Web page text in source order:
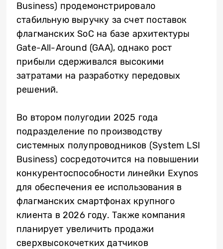
Business) продемонстрировало
стабильную выручку за счет поставок
флагманских SoC на базе архитектуры
Gate-All-Around (GAA), однако рост
прибыли сдерживался высокими
затратами на разработку передовых
решений.
Во втором полугодии 2025 года
подразделение по производству
системных полупроводников (System LSI
Business) сосредоточится на повышении
конкурентоспособности линейки Exynos
для обеспечения ее использования в
флагманских смартфонах крупного
клиента в 2026 году. Также компания
планирует увеличить продажи
сверхвысокочетких датчиков